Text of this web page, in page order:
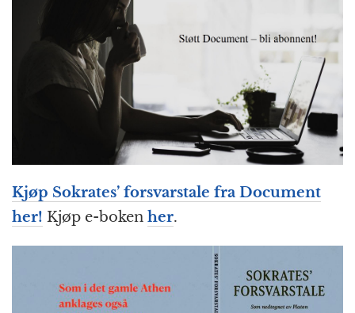
Kjøp Sokrates’ forsvarstale fra Document
her! Kjøp e-boken her.